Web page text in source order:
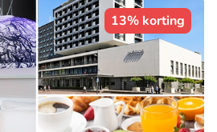
13% korting